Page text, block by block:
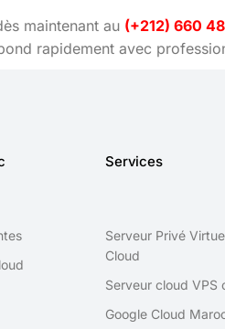
maintenant au (+212) 660
rapidement avec
Services
Serveur Privé
Cloud
Serveur cloud VPS
Google Cloud